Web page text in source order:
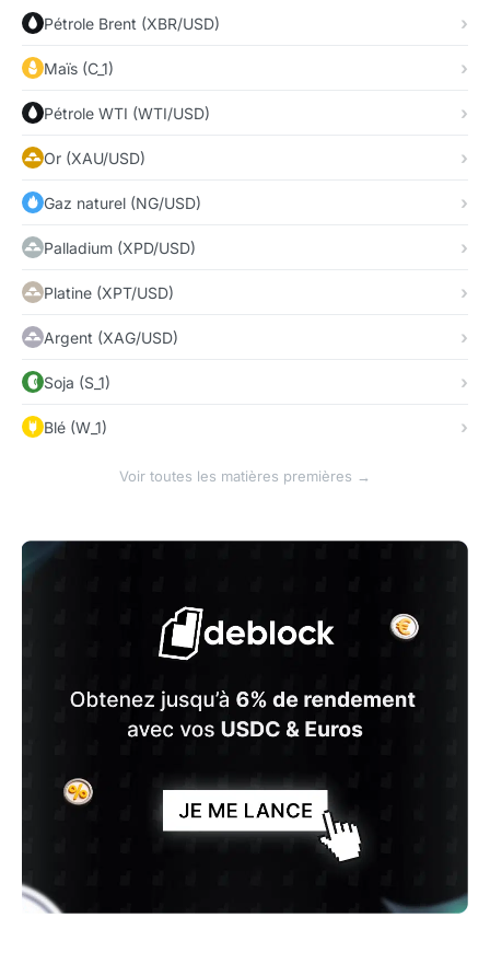
Pétrole Brent (XBR/USD)
Maïs (C_1)
Pétrole WTI (WTI/USD)
Or (XAU/USD)
Gaz naturel (NG/USD)
Palladium (XPD/USD)
Platine (XPT/USD)
Argent (XAG/USD)
Soja (S_1)
Blé (W_1)
Voir toutes les matières premières →